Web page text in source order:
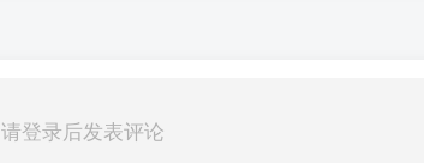
请登录后发表评论